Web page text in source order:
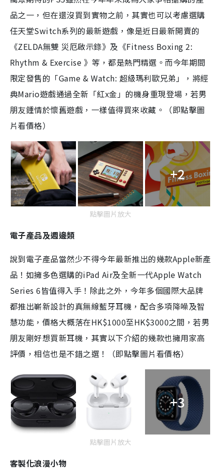
品之一，但在還沒買到實物之前，其實也可以考慮選購
任天堂Switch系列的最新遊戲，像是近日最新開賣的
《ZELDA無雙 災厄啟示錄》及《Fitness Boxing 2:
Rhythm & Exercise 》等，都是熱門精選。而今年期間
限定發售的「Game & Watch: 超級瑪利歐兄弟」，將經
典Mario遊戲通過全新「紅x金」的機身重現登場，若男
朋友鍾情於懷舊遊戲，一樣值得買來收藏。（即點擊圖
片看價格）
+2
點擊圖片放大
電子產品及週邊類
說到電子產品當然少不得今年最新推出的幾款Apple新產
品！如擁多色選購的iPad Air及全新一代Apple Watch
Series 6皆值得入手！除此之外，今年多個國際大品牌
都推出嶄新設計的真無線藍牙耳機，配合多項降噪及智
慧功能，價格大概落在HK$1000至HK$3000之間，若男
朋友剛好想買新耳機，其實以下介紹的幾款也擁用家高
評價，相信也是不錯之選！（即點擊圖片看價格）
+3
點擊圖片放大
客製化浪漫小物